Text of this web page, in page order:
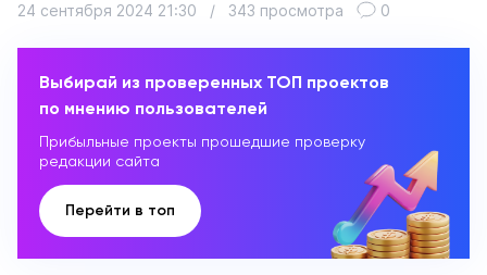
24 сентября 2024 21:30 / 343 просмотра 0
Выбирай из проверенных ТОП проектов
по мнению пользователей
Прибыльные проекты прошедшие проверку
редакции сайта
Перейти в топ